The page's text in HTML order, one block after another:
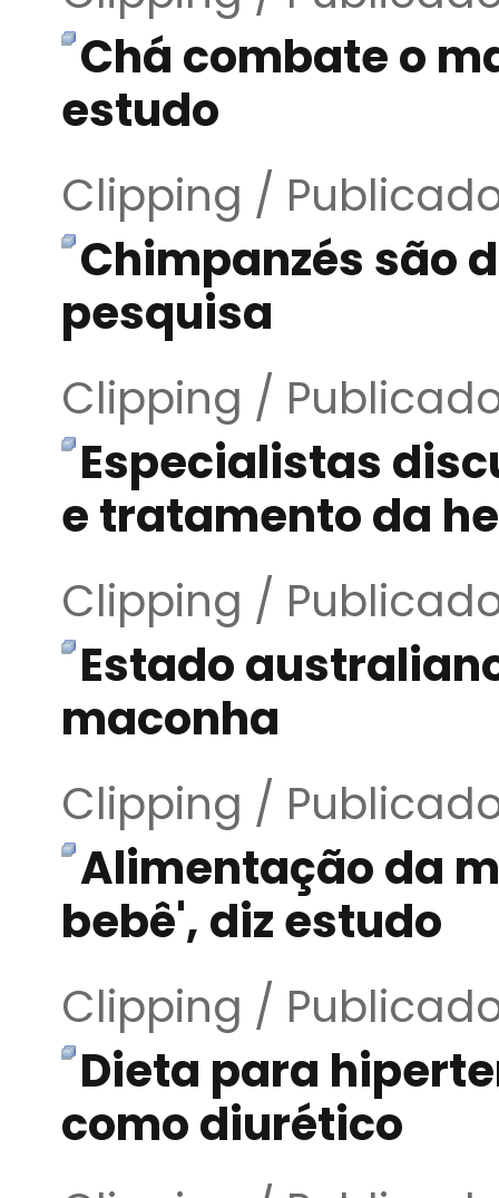
Chá combate o
estudo
Clipping /
Chimpanzés são
pesquisa
Clipping /
Especialistas
e tratamento da
Clipping /
Estado
maconha
Clipping /
Alimentação da
bebê', diz estudo
Clipping /
Dieta para
como diurético